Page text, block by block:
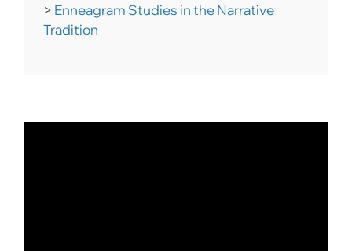
> Enneagram Studies in the Narrative
Tradition